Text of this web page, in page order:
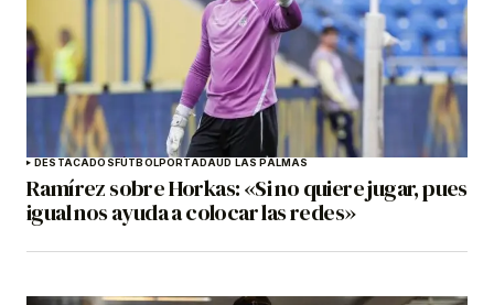
DESTACADOSFÚTBOLPORTADAUD LAS PALMAS
Ramírez sobre Horkas: «Si no quiere jugar, pues
igual nos ayuda a colocar las redes»